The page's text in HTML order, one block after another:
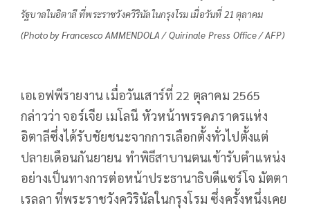
รัฐบาลในอิตาลี ที่พระราชวังควิรินัลในกรุงโรม เมื่อวันที่ 21 ตุลาคม
(Photo by Francesco AMMENDOLA / Quirinale Press Office / AFP)
เอเอฟพีรายงาน เมื่อวันเสาร์ที่ 22 ตุลาคม 2565
กล่าวว่า จอร์เจีย เมโลนี หัวหน้าพรรคภราดรแห่ง
อิตาลีซึ่งได้รับชัยชนะจากการเลือกตั้งทั่วไปตั้งแต่
ปลายเดือนกันยายน ทำพิธีสาบานตนเข้ารับตำแหน่ง
อย่างเป็นทางการต่อหน้าประธานาธิบดีแซร์โจ มัตตา
เรลลา ที่พระราชวังควิรินัลในกรุงโรม ซึ่งครั้งหนึ่งเคย